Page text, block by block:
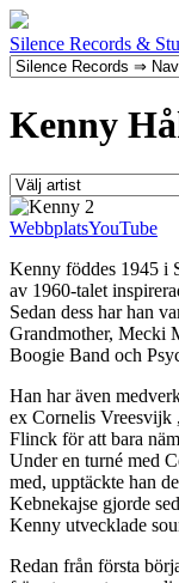
Silence Records &
Kenny
WebbplatsYouTube
Kenny föddes 1945 i
av 1960-talet
Sedan dess har han
Grandmother, Mecki
Boogie Band och
Han har även
ex Cornelis Vreesvijk
Flinck för att bara
Under en turné med
med, upptäckte han
Kebnekajse gjorde
Kenny utvecklade
Redan från första